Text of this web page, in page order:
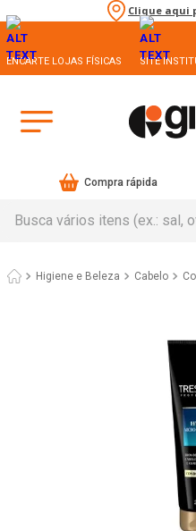
Clique aqui
ENCARTE LOJAS FÍSICAS SITE
Compra rápida
Higiene e Beleza Cabelo